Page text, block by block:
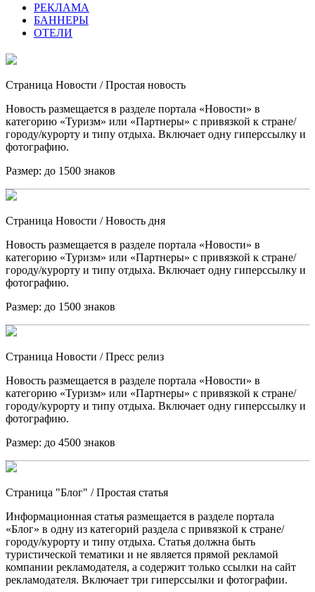
РЕКЛАМА
БАННЕРЫ
ОТЕЛИ
Страница Новости / Простая новость
Новость размещается в разделе портала «Новости» в
категорию «Туризм» или «Партнеры» с привязкой к стране/
городу/курорту и типу отдыха. Включает одну гиперссылку и
фотографию.
Размер: до 1500 знаков
Страница Новости / Новость дня
Новость размещается в разделе портала «Новости» в
категорию «Туризм» или «Партнеры» с привязкой к стране/
городу/курорту и типу отдыха. Включает одну гиперссылку и
фотографию.
Размер: до 1500 знаков
Страница Новости / Пресс релиз
Новость размещается в разделе портала «Новости» в
категорию «Туризм» или «Партнеры» с привязкой к стране/
городу/курорту и типу отдыха. Включает одну гиперссылку и
фотографию.
Размер: до 4500 знаков
Страница "Блог" / Простая статья
Информационная статья размещается в разделе портала
«Блог» в одну из категорий раздела с привязкой к стране/
городу/курорту и типу отдыха. Статья должна быть
туристической тематики и не является прямой рекламой
компании рекламодателя, а содержит только ссылки на сайт
рекламодателя. Включает три гиперссылки и фотографии.